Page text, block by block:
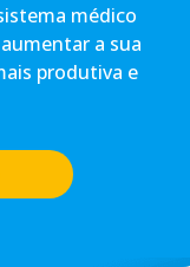
médico
a sua
produtiva e